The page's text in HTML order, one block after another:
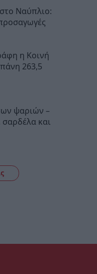
Ναύπλιο:
η Κοινή
263,5
ψαριών –
σαρδέλα και